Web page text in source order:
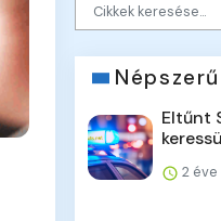
Népszerű
Eltűnt
2